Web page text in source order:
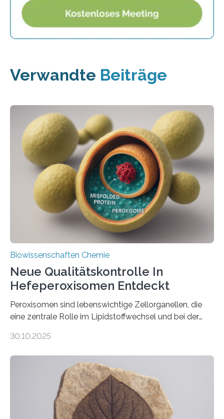
Verwandte Beiträge
Biowissenschaften Chemie
Neue Qualitätskontrolle In
Hefeperoxisomen Entdeckt
Peroxisomen sind lebenswichtige Zellorganellen, die
eine zentrale Rolle im Lipidstoffwechsel und bei der
erfüllen können, müssen zahlreiche Enzyme präzise in
der Ruhr-Universität Bochum um Prof. Dr. Ralf Erdmann
und Dr. Ismaila Francis Yusuf hat nun einen bislang
unbekannten Qualitätskontrollmechanismus des
peroxisomalen Proteintransports in der Bäckerhefe
Saccharomyces cerevisiae entdeckt, der für die
30.10.2025